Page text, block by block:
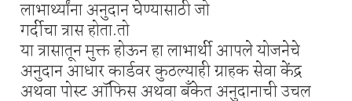
लाभार्थ्यांना अनुदान घेण्यासाठी जो
गर्दीचा त्रास होता.तो
या त्रासातून मुक्त होऊन हा लाभार्थी आपले योजनेचे
अनुदान आधार कार्डवर कुठल्याही ग्राहक सेवा केंद्र
अथवा पोस्ट ऑफिस अथवा बँकेत अनुदानाची उचल